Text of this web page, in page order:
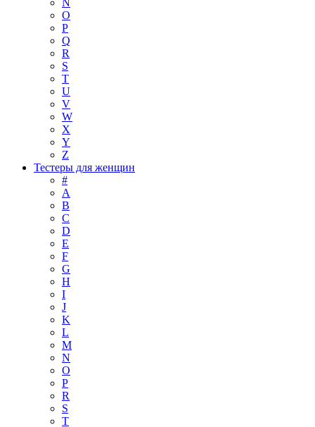
O
P
Q
R
S
T
U
V
W
X
Y
Z
Тестеры для женщин
#
A
B
C
D
E
F
G
H
I
J
K
L
M
N
O
P
R
S
T